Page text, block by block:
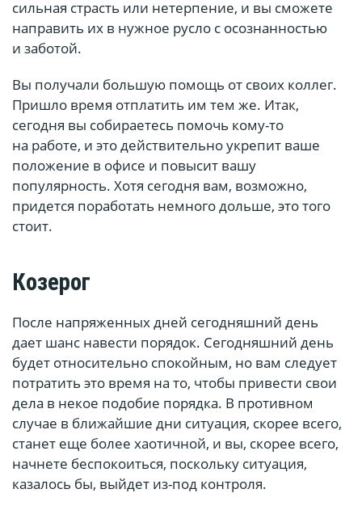
сильная страсть или нетерпение, и вы сможете
направить их в нужное русло с осознанностью
и заботой.
Вы получали большую помощь от своих коллег.
Пришло время отплатить им тем же. Итак,
сегодня вы собираетесь помочь кому-то
на работе, и это действительно укрепит ваше
положение в офисе и повысит вашу
популярность. Хотя сегодня вам, возможно,
придется поработать немного дольше, это того
стоит.
Козерог
После напряженных дней сегодняшний день
дает шанс навести порядок. Сегодняшний день
будет относительно спокойным, но вам следует
потратить это время на то, чтобы привести свои
дела в некое подобие порядка. В противном
случае в ближайшие дни ситуация, скорее всего,
станет еще более хаотичной, и вы, скорее всего,
начнете беспокоиться, поскольку ситуация,
казалось бы, выйдет из-под контроля.